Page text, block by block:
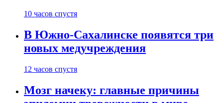
10 часов спустя
В Южно-Сахалинске появятся три
новых медучреждения
12 часов спустя
Мозг начеку: главные причины